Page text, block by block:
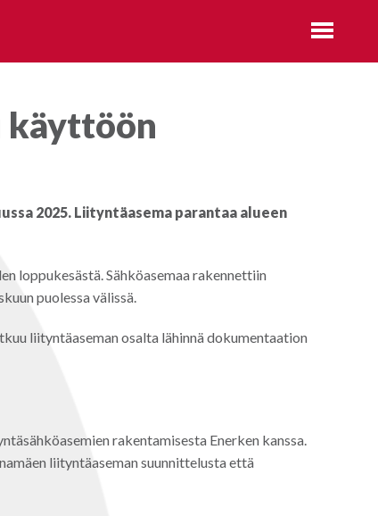
käyttöön
2025. Liityntäasema parantaa alueen
loppukesästä. Sähköasemaa rakennettiin
puolessa välissä.
liityntäaseman osalta lähinnä dokumentaation
rakentamisesta Enerken kanssa.
liityntäaseman suunnittelusta että